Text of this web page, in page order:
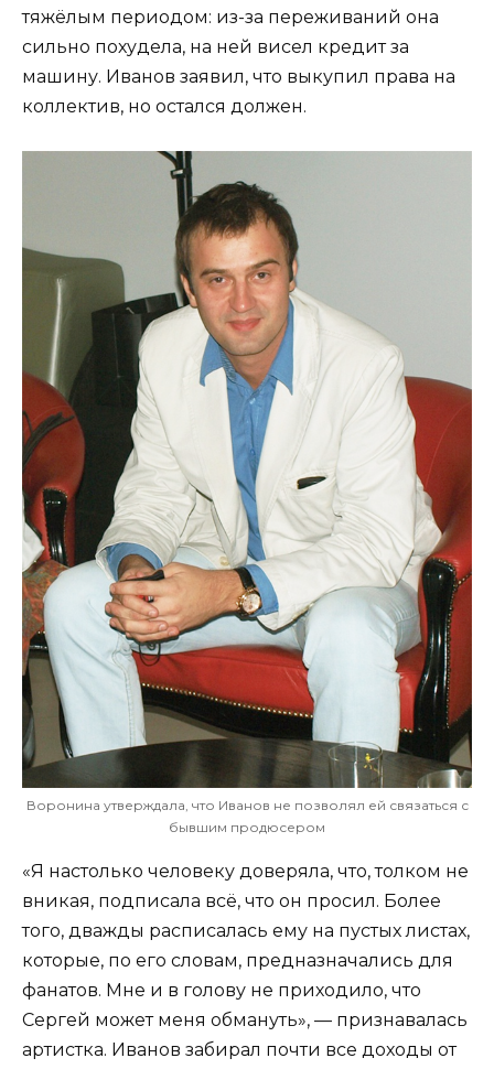
тяжёлым периодом: из-за переживаний она
сильно похудела, на ней висел кредит за
машину. Иванов заявил, что выкупил права на
коллектив, но остался должен.
Воронина утверждала, что Иванов не позволял ей связаться с
бывшим продюсером
«Я настолько человеку доверяла, что, толком не
вникая, подписала всё, что он просил. Более
того, дважды расписалась ему на пустых листах,
которые, по его словам, предназначались для
фанатов. Мне и в голову не приходило, что
Сергей может меня обмануть», — признавалась
артистка. Иванов забирал почти все доходы от